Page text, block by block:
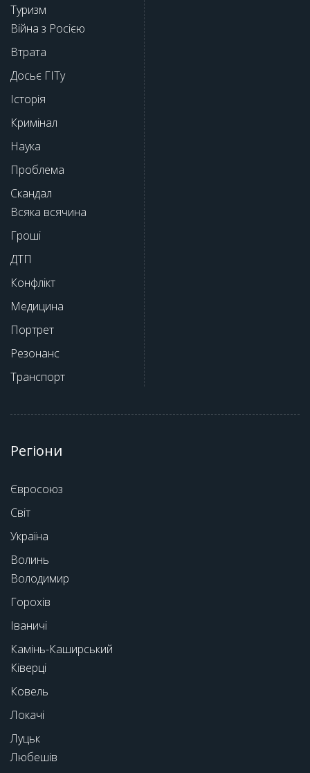
Туризм
Війна з Росією
Втрата
Досьє ГІТу
Історія
Кримінал
Наука
Проблема
Скандал
Всяка всячина
Гроші
ДТП
Конфлікт
Медицина
Портрет
Резонанс
Транспорт
Регіони
Євросоюз
Світ
Україна
Волинь
Володимир
Горохів
Іваничі
Камінь-Каширський
Ківерці
Ковель
Локачі
Луцьк
Любешів